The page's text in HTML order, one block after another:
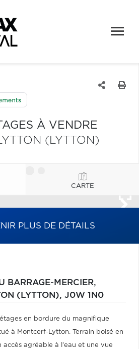
À VENDRE
(LYTTON)
CARTE
PLUS DE DÉTAILS
BARRAGE-MERCIER,
(LYTTON), J0W 1N0
en bordure du magnifique
à Montcerf-Lytton. Terrain boisé en
agréable à l'eau et une vue